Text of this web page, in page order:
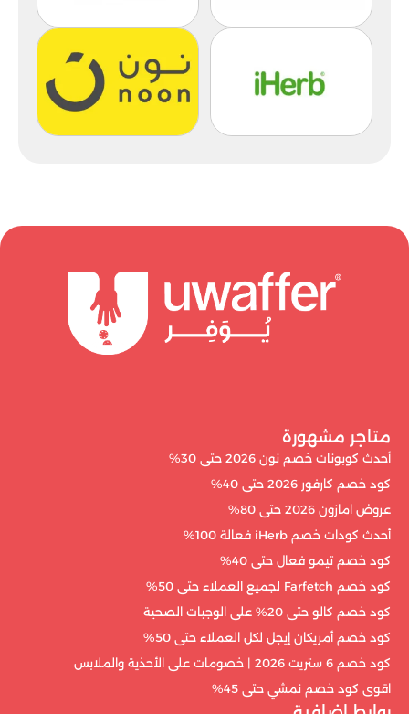
متاجر مشهورة
أحدث كوبونات خصم نون 2026 حتى 30%
كود خصم كارفور 2026 حتى 40%
عروض امازون 2026 حتى 80%
أحدث كودات خصم iHerb فعالة 100%
كود خصم تيمو فعال حتى 40%
كود خصم Farfetch لجميع العملاء حتى 50%
كود خصم كالو حتى 20% على الوجبات الصحية
كود خصم أمريكان إيجل لكل العملاء حتى 50%
كود خصم 6 ستريت 2026 | خصومات على الأحذية والملابس
اقوى كود خصم نمشي حتى 45%